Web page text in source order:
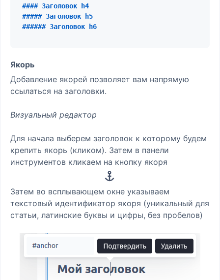
#### Заголовок h4
##### Заголовок h5
###### Заголовок h6
Якорь
Добавление якорей позволяет вам напрямую
ссылаться на заголовки.
Визуальный редактор
Для начала выберем заголовок к которому будем
крепить якорь (кликом). Затем в панели
инструментов кликаем на кнопку якоря
Затем во всплывающем окне указываем
текстовый идентификатор якоря (уникальный для
статьи, латинские буквы и цифры, без пробелов)